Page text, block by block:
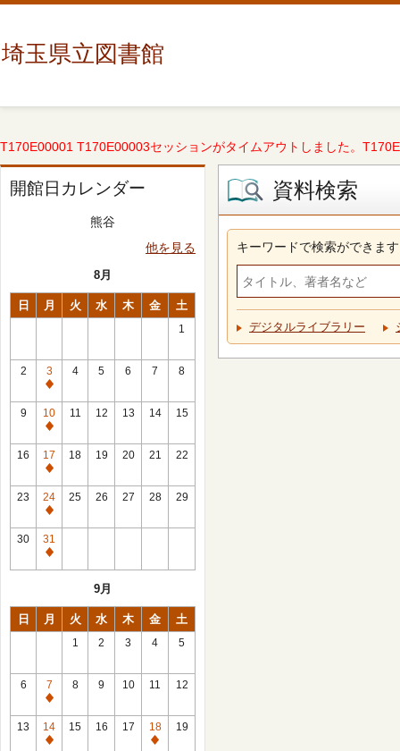
埼玉県立図書館
T170E00001 T170E00003セッションがタイムアウトしました。
開館日カレンダー
熊谷
他を見る
8月
日 月 火 水 木 金 土
1
2
3
休
館
日
4 5 6 7 8
9
10
休
館
日
11 12 13 14 15
16
17
休
館
日
18 19 20 21 22
23
24
休
館
日
25 26 27 28 29
30
31
休
9月
日 月 火 水 木 金 土
1 2 3 4 5
6
7
休
館
日
8 9 10 11 12
13
14
休
15 16 17
18
休
19
資料検索
キーワードで検索ができます
デジタルライブラリー